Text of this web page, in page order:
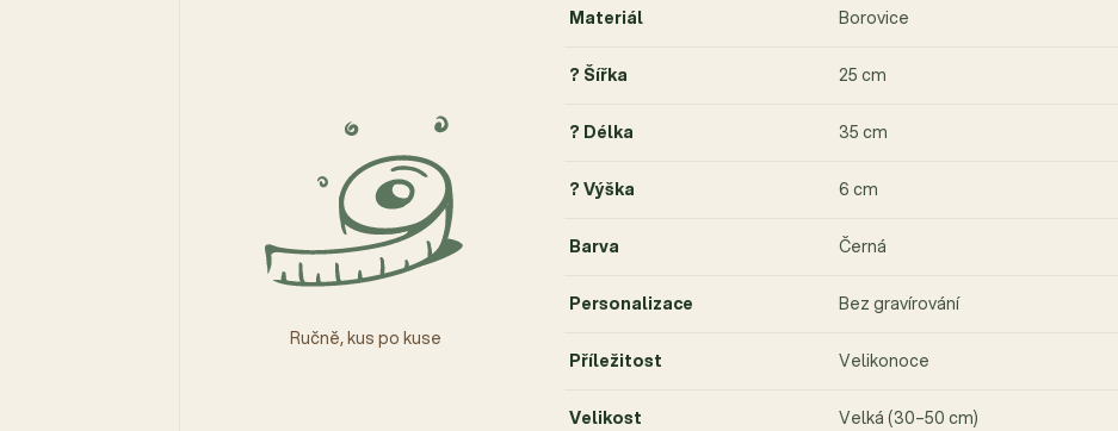
Ručně, kus po kuse
Materiál Borovice
? Šířka 25 cm
? Délka 35 cm
? Výška 6 cm
Barva Černá
Personalizace Bez gravírování
Příležitost Velikonoce
Velikost Velká (30–50 cm)